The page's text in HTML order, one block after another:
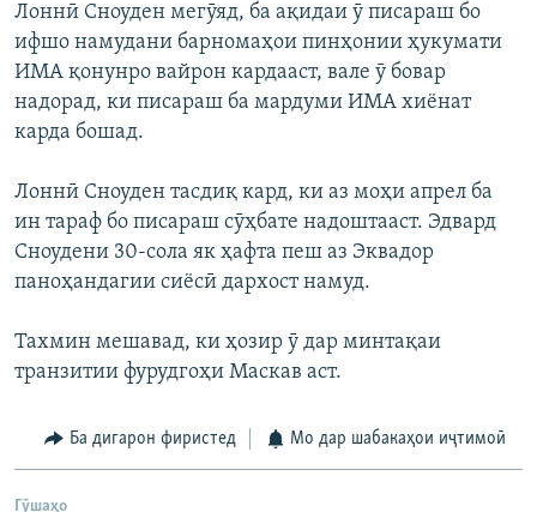
Лоннӣ Сноуден мегӯяд, ба ақидаи ӯ писараш бо
ифшо намудани барномаҳои пинҳонии ҳукумати
ИМА қонунро вайрон кардааст, вале ӯ бовар
надорад, ки писараш ба мардуми ИМА хиёнат
карда бошад.
Лоннӣ Сноуден тасдиқ кард, ки аз моҳи апрел ба
ин тараф бо писараш сӯҳбате надоштааст. Эдвард
Сноудени 30-сола як ҳафта пеш аз Эквадор
паноҳандагии сиёсӣ дархост намуд.
Тахмин мешавад, ки ҳозир ӯ дар минтақаи
транзитии фурудгоҳи Маскав аст.
Ба дигарон фиристед Мо дар шабакаҳои иҷтимоӣ
Гӯшаҳо